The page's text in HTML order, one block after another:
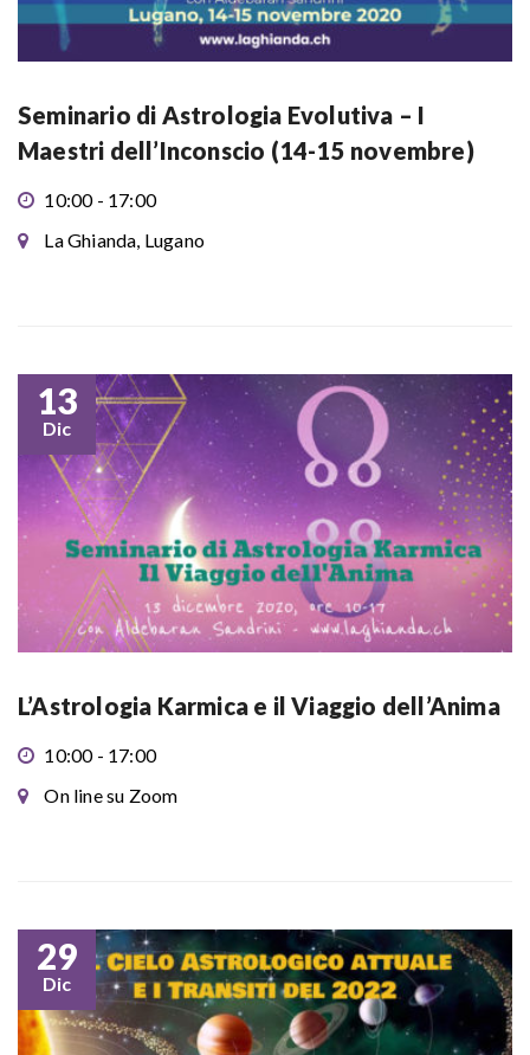
Seminario di Astrologia Evolutiva – I
Maestri dell’Inconscio (14-15 novembre)
10:00 - 17:00
La Ghianda, Lugano
13
Dic
L’Astrologia Karmica e il Viaggio dell’Anima
10:00 - 17:00
On line su Zoom
29
Dic